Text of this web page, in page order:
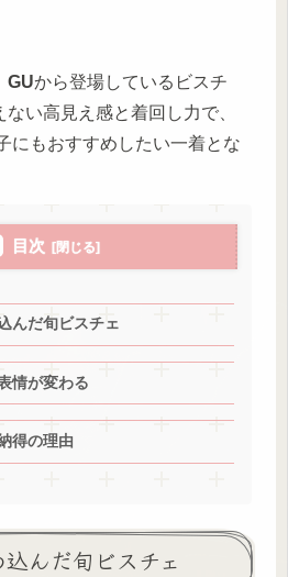
GUから登場しているビスチ
い高見え感と着回し力で、
にもおすすめしたい一着とな
目次
んだ旬ビスチェ
情が変わる
得の理由
んだ旬ビスチェ